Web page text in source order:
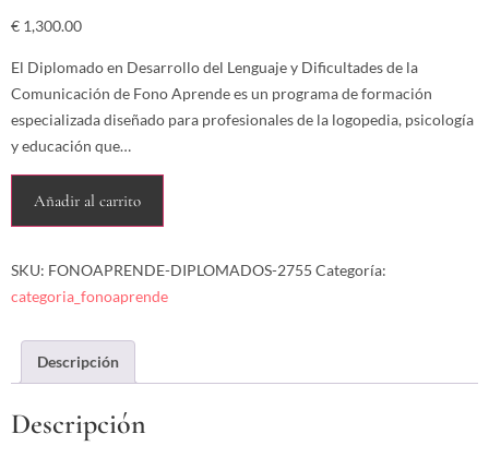
€ 1,300.00
El Diplomado en Desarrollo del Lenguaje y Dificultades de la
Comunicación de Fono Aprende es un programa de formación
especializada diseñado para profesionales de la logopedia, psicología
y educación que…
Añadir al carrito
SKU: FONOAPRENDE-DIPLOMADOS-2755 Categoría:
categoria_fonoaprende
Descripción
Descripción